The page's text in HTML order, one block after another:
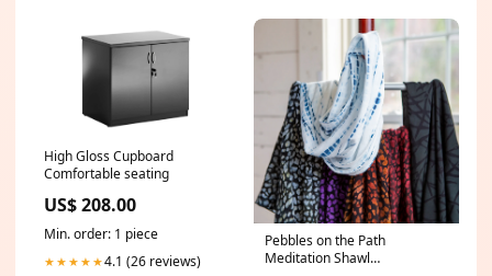
High Gloss Cupboard
Comfortable seating
US$ 208.00
Min. order: 1 piece
★★★★★4.1 (26 reviews)
Pebbles on the Path
Meditation Shawl